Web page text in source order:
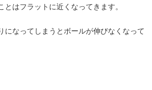
とはフラットに近くなってきます。
になってしまうとボールが伸びなくなって